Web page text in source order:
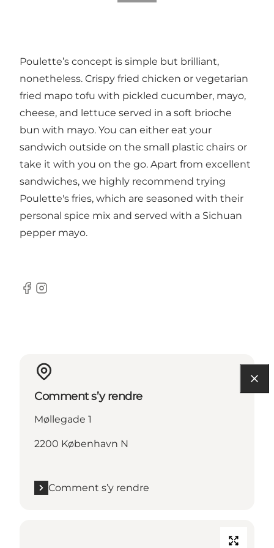
Poulette’s concept is simple but brilliant,
nonetheless. Crispy fried chicken or vegetarian
fried mapo tofu with pickled cucumber, mayo,
cheese, and lettuce served in a soft brioche
bun with mayo. You can either eat your
sandwich outside on the small plastic chairs or
take it with you on the go. Apart from excellent
sandwiches, we highly recommend trying
Poulette's fries, which are seasoned with their
personal spice mix and served with a Sichuan
pepper mayo.
Facebook
Instagram
Comment s’y rendre
Møllegade 1
2200 København N
Comment s’y rendre